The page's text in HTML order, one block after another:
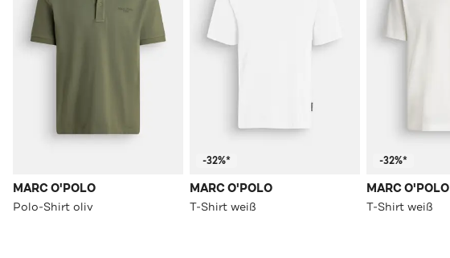
MARC O'POLO
Polo-Shirt oliv
-32%*
MARC O'POLO
T-Shirt weiß
-32%*
MARC O'POLO
T-Shirt weiß